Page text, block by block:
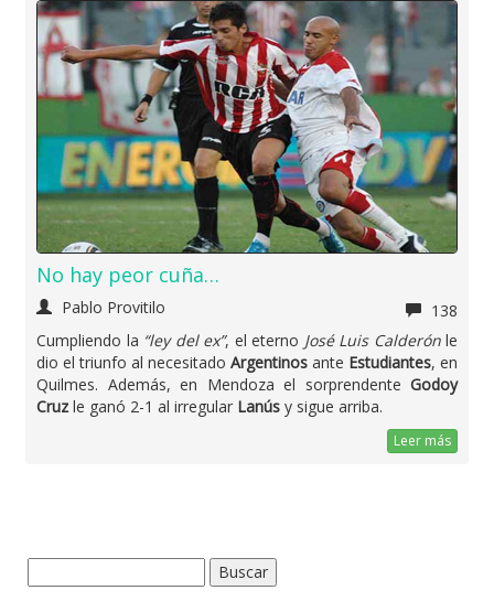
No hay peor cuña…
Pablo Provitilo
138
Cumpliendo la “ley del ex”, el eterno José Luis Calderónle
dio el triunfo al necesitado Argentinos ante Estudiantes, en
Quilmes. Además, en Mendoza el sorprendente Godoy
Cruzle ganó 2-1 al irregular Lanús y sigue arriba.
Leer más